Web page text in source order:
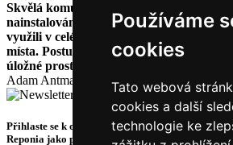
Používáme
cookies
Tato webová
cookies a další
technologie ke
Skvělá komunikace a ochota. Vše rychle
nainstalováno. Jsem velmi spokojen a
využili v celé naší tělocvičně, kde nám
místa. Postupně se chystáme tímto
úložné prostory.
Adam Antmann
Přihlaste se k odběru novinek a získejte exkluzivní
Reponia jako první.